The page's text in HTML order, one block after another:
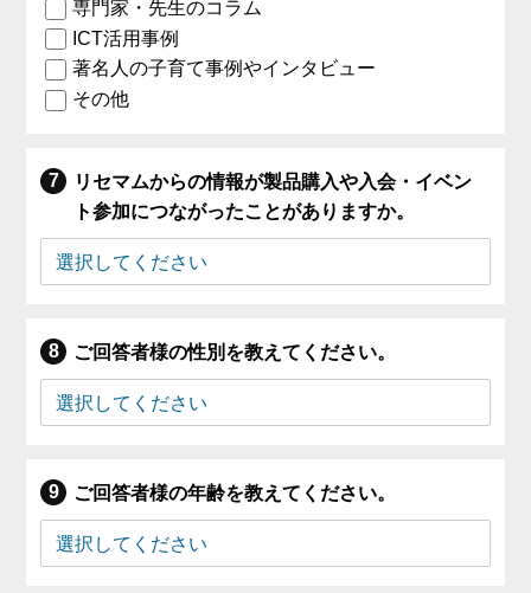
専門家・先生のコラム
ICT活用事例
著名人の子育て事例やインタビュー
その他
リセマムからの情報が製品購入や入会・イベン
ト参加につながったことがありますか。
ご回答者様の性別を教えてください。
ご回答者様の年齢を教えてください。